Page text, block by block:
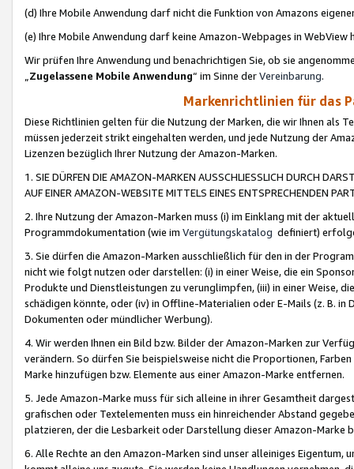
(d) Ihre Mobile Anwendung darf nicht die Funktion von Amazons
(e) Ihre Mobile Anwendung darf keine Amazon-Webpages in WebView
Wir prüfen Ihre Anwendung und benachrichtigen Sie, ob sie
„Zugelassene Mobile Anwendung“ im Sinne derVereinbarung.
Markenrichtlinien für das
Diese Richtlinien gelten für die Nutzung der Marken, die wir Ihnen als
müssen jederzeit strikt eingehalten werden, und jede Nutzung der
Lizenzen bezüglich Ihrer Nutzung der Amazon-Marken.
1. SIE DÜRFEN DIE AMAZON-MARKEN AUSSCHLIESSLICH DURCH
AUF EINER AMAZON-WEBSITE MITTELS EINES ENTSPRECHENDEN
2. Ihre Nutzung der Amazon-Marken muss (i) im Einklang mit der
Programmdokumentation (wie im Vergütungskatalog definiert)
3. Sie dürfen die Amazon-Marken ausschließlich für den in der
nicht wie folgt nutzen oder darstellen: (i) in einer Weise, die ein
Produkte und Dienstleistungen zu verunglimpfen, (iii) in einer Weise,
schädigen könnte, oder (iv) in Offline-Materialien oder E-Mails (z. B. in
Dokumenten oder mündlicher Werbung).
4. Wir werden Ihnen ein Bild bzw. Bilder der Amazon-Marken zur
verändern. So dürfen Sie beispielsweise nicht die Proportionen,
Marke hinzufügen bzw. Elemente aus einer Amazon-Marke entfernen.
5. Jede Amazon-Marke muss für sich alleine in ihrer Gesamtheit
grafischen oder Textelementen muss ein hinreichender Abstand
platzieren, der die Lesbarkeit oder Darstellung dieser Amazon-Marke
6. Alle Rechte an den Amazon-Marken sind unser alleiniges